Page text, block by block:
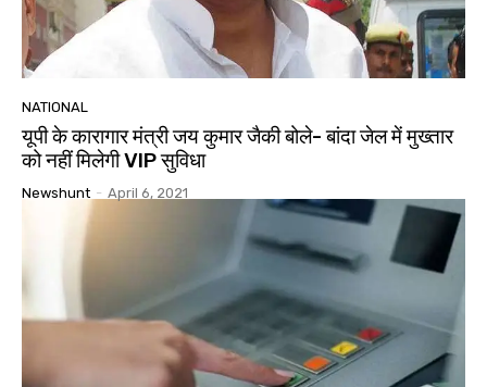
NATIONAL
यूपी के कारागार मंत्री जय कुमार जैकी बोले- बांदा जेल में मुख्तार
को नहीं मिलेगी VIP सुविधा
Newshunt - April 6, 2021